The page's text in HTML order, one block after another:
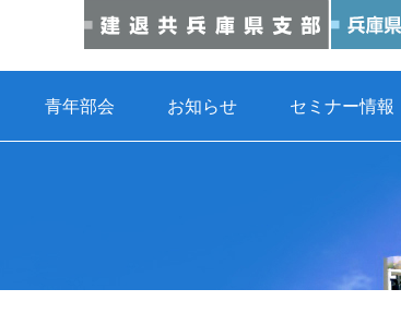
青年部会 お知らせ セミナー情報